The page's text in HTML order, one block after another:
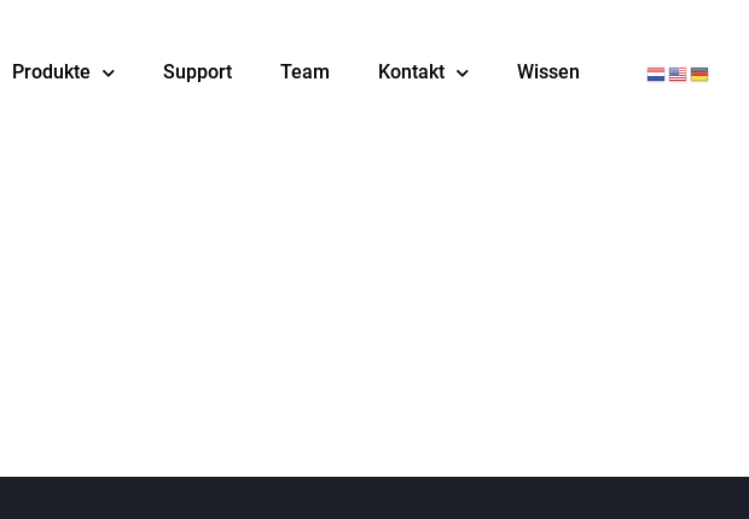
Produkte Support Team Kontakt Wissen